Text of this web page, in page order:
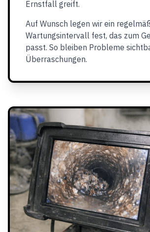
Ernstfall greift.
Auf Wunsch legen wir ein
Wartungsintervall fest, das zum
passt. So bleiben Probleme
Überraschungen.